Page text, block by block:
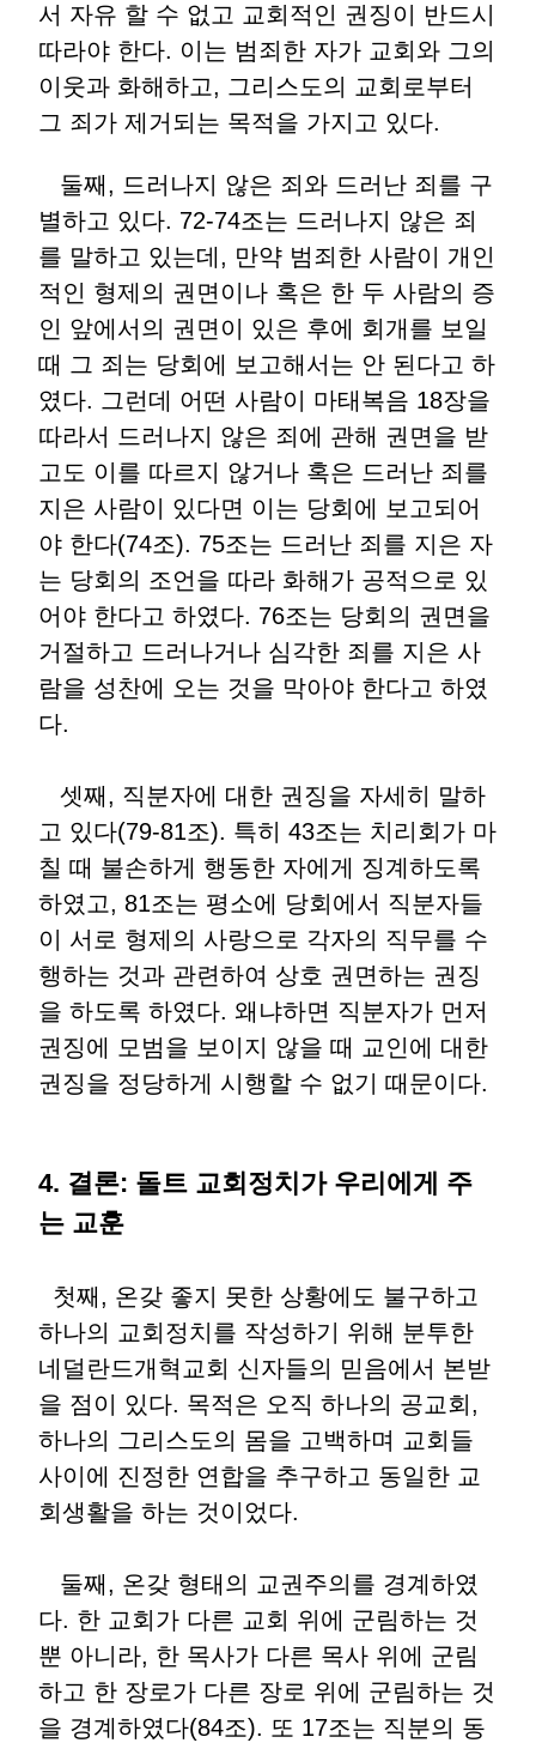
서 자유 할 수 없고 교회적인 권징이 반드시
따라야 한다. 이는 범죄한 자가 교회와 그의
이웃과 화해하고, 그리스도의 교회로부터
그 죄가 제거되는 목적을 가지고 있다.
둘째, 드러나지 않은 죄와 드러난 죄를 구
별하고 있다. 72-74조는 드러나지 않은 죄
를 말하고 있는데, 만약 범죄한 사람이 개인
적인 형제의 권면이나 혹은 한 두 사람의 증
인 앞에서의 권면이 있은 후에 회개를 보일
때 그 죄는 당회에 보고해서는 안 된다고 하
였다. 그런데 어떤 사람이 마태복음 18장을
따라서 드러나지 않은 죄에 관해 권면을 받
고도 이를 따르지 않거나 혹은 드러난 죄를
지은 사람이 있다면 이는 당회에 보고되어
야 한다(74조). 75조는 드러난 죄를 지은 자
는 당회의 조언을 따라 화해가 공적으로 있
어야 한다고 하였다. 76조는 당회의 권면을
거절하고 드러나거나 심각한 죄를 지은 사
람을 성찬에 오는 것을 막아야 한다고 하였
다.
셋째, 직분자에 대한 권징을 자세히 말하
고 있다(79-81조). 특히 43조는 치리회가 마
칠 때 불손하게 행동한 자에게 징계하도록
하였고, 81조는 평소에 당회에서 직분자들
이 서로 형제의 사랑으로 각자의 직무를 수
행하는 것과 관련하여 상호 권면하는 권징
을 하도록 하였다. 왜냐하면 직분자가 먼저
권징에 모범을 보이지 않을 때 교인에 대한
권징을 정당하게 시행할 수 없기 때문이다.
4. 결론: 돌트 교회정치가 우리에게 주
는 교훈
첫째, 온갖 좋지 못한 상황에도 불구하고
하나의 교회정치를 작성하기 위해 분투한
네덜란드개혁교회 신자들의 믿음에서 본받
을 점이 있다. 목적은 오직 하나의 공교회,
하나의 그리스도의 몸을 고백하며 교회들
사이에 진정한 연합을 추구하고 동일한 교
회생활을 하는 것이었다.
둘째, 온갖 형태의 교권주의를 경계하였
다. 한 교회가 다른 교회 위에 군림하는 것
뿐 아니라, 한 목사가 다른 목사 위에 군림
하고 한 장로가 다른 장로 위에 군림하는 것
을 경계하였다(84조). 또 17조는 직분의 동